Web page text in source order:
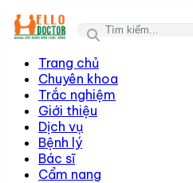
Trang chủ
Chuyên khoa
Trắc nghiệm
Giới thiệu
Dịch vụ
Bệnh lý
Bác sĩ
Cẩm nang